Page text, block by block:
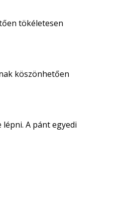
tökéletesen
köszönhetően
A pánt egyedi